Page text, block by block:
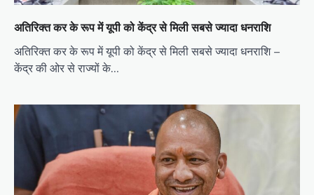
अतिरिक्त कर के रूप में यूपी को केंद्र से मिली सबसे ज्यादा धनराशि
अतिरिक्त कर के रूप में यूपी को केंद्र से मिली सबसे ज्यादा धनराशि –
केंद्र की ओर से राज्यों के…